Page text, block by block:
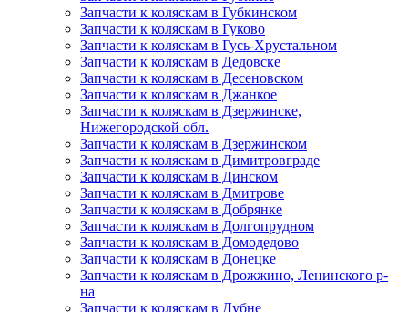
Запчасти к коляскам в Губкинском
Запчасти к коляскам в Гуково
Запчасти к коляскам в Гусь-Хрустальном
Запчасти к коляскам в Дедовске
Запчасти к коляскам в Десеновском
Запчасти к коляскам в Джанкое
Запчасти к коляскам в Дзержинске,
Нижегородской обл.
Запчасти к коляскам в Дзержинском
Запчасти к коляскам в Димитровграде
Запчасти к коляскам в Динском
Запчасти к коляскам в Дмитрове
Запчасти к коляскам в Добрянке
Запчасти к коляскам в Долгопрудном
Запчасти к коляскам в Домодедово
Запчасти к коляскам в Донецке
Запчасти к коляскам в Дрожжино, Ленинского р-
на
Запчасти к коляскам в Дубне